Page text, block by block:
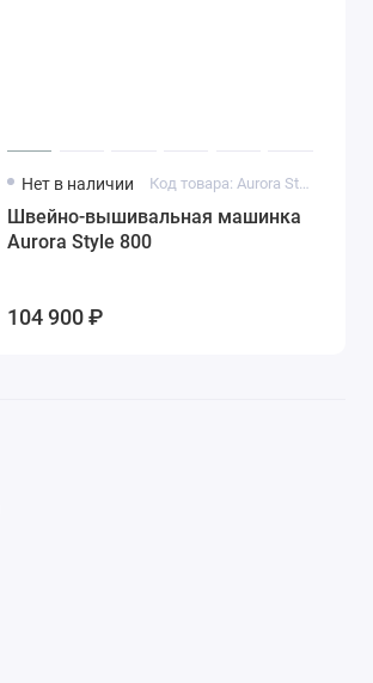
Нет в наличии
Швейно-вышивальная машинка
Aurora Style 800
104 900 ₽